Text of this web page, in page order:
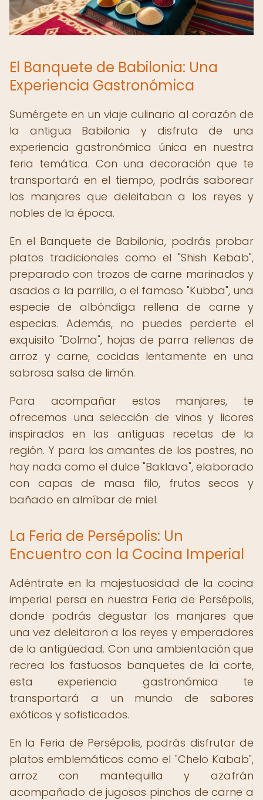
El Banquete de Babilonia: Una
Experiencia Gastronómica
Sumérgete en un viaje culinario al corazón de
la antigua Babilonia y disfruta de una
experiencia gastronómica única en nuestra
feria temática. Con una decoración que te
transportará en el tiempo, podrás saborear
los manjares que deleitaban a los reyes y
nobles de la época.
En el Banquete de Babilonia, podrás probar
platos tradicionales como el "Shish Kebab",
preparado con trozos de carne marinados y
asados a la parrilla, o el famoso "Kubba", una
especie de albóndiga rellena de carne y
especias. Además, no puedes perderte el
exquisito "Dolma", hojas de parra rellenas de
arroz y carne, cocidas lentamente en una
sabrosa salsa de limón.
Para acompañar estos manjares, te
ofrecemos una selección de vinos y licores
inspirados en las antiguas recetas de la
región. Y para los amantes de los postres, no
hay nada como el dulce "Baklava", elaborado
con capas de masa filo, frutos secos y
bañado en almíbar de miel.
La Feria de Persépolis: Un
Encuentro con la Cocina Imperial
Adéntrate en la majestuosidad de la cocina
imperial persa en nuestra Feria de Persépolis,
donde podrás degustar los manjares que
una vez deleitaron a los reyes y emperadores
de la antigüedad. Con una ambientación que
recrea los fastuosos banquetes de la corte,
esta experiencia gastronómica te
transportará a un mundo de sabores
exóticos y sofisticados.
En la Feria de Persépolis, podrás disfrutar de
platos emblemáticos como el "Chelo Kabab",
arroz con mantequilla y azafrán
acompañado de jugosos pinchos de carne a